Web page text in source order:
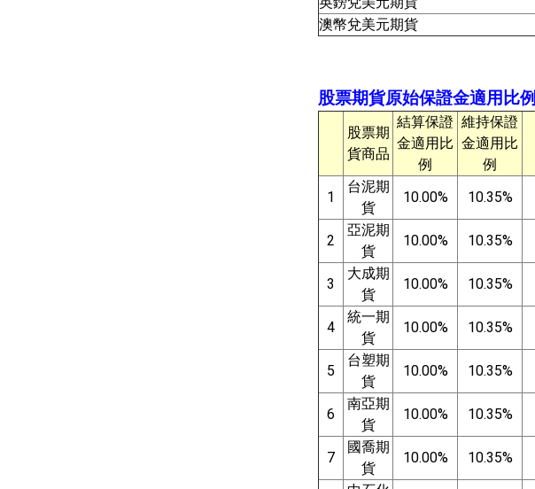
澳幣兌美元期貨
​股票期貨原始保證金適用比例
股票期
貨商品
結算保證
金適用比
例
維持保證
金適用比
例
1
台泥期
貨
10.00% 10.35%
2
亞泥期
貨
10.00% 10.35%
3
大成期
貨
10.00% 10.35%
4
統一期
貨
10.00% 10.35%
5
台塑期
貨
10.00% 10.35%
6
南亞期
貨
10.00% 10.35%
7
國喬期
貨
10.00% 10.35%